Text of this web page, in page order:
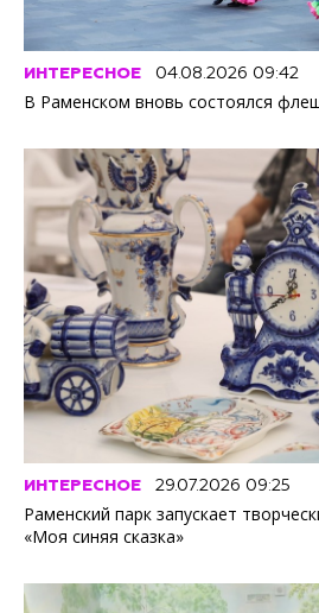
ИНТЕРЕСНОЕ 04.08.2026 09:42
В Раменском вновь состоялся
ИНТЕРЕСНОЕ 29.07.2026 09:25
Раменский парк запускает
«Моя синяя сказка»